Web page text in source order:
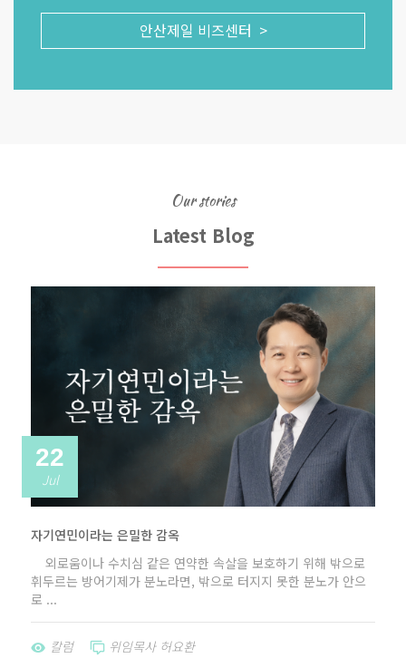
안산제일 비즈센터 >
Our stories
Latest Blog
22
Jul
자기연민이라는 은밀한 감옥
외로움이나 수치심 같은 연약한 속살을 보호하기 위해 밖으로
휘두르는 방어기제가 분노라면, 밖으로 터지지 못한 분노가 안으
로 ...
칼럼 위임목사 허요환